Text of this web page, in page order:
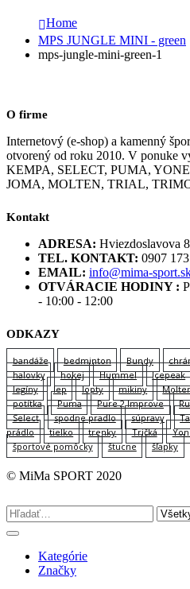
Home
MPS JUNGLE MINI - green
mps-jungle-mini-green-1
O firme
Internetový (e-shop) a kamenný
otvorený od roku 2010. V ponuke
KEMPA, SELECT, PUMA,
JOMA, MOLTEN, TRIAL,
Kontakt
ADRESA: Hviezdoslavova
TEL. KONTAKT: 0907
EMAIL: info@mima-
OTVÁRACIE HODINY :
- 10:00 - 12:00
ODKAZY
bandáže bedminton Bundy
halovky
hokej Hummel Icepeak
legíny
lep lopty mikiny
potítka
Puma Pure 2 Improve
Select
spodne pradlo súpravy
prádlo
tielko trenky Tričká
športové pomôcky
štucne šľapky
© MiMa SPORT 2020
Kategórie
Značky